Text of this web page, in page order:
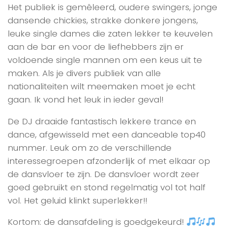
Het publiek is gemêleerd, oudere swingers, jonge
dansende chickies, strakke donkere jongens,
leuke single dames die zaten lekker te keuvelen
aan de bar en voor de liefhebbers zijn er
voldoende single mannen om een keus uit te
maken. Als je divers publiek van alle
nationaliteiten wilt meemaken moet je echt
gaan. Ik vond het leuk in ieder geval!
De DJ draaide fantastisch lekkere trance en
dance, afgewisseld met een danceable top40
nummer. Leuk om zo de verschillende
interessegroepen afzonderlijk of met elkaar op
de dansvloer te zijn. De dansvloer wordt zeer
goed gebruikt en stond regelmatig vol tot half
vol. Het geluid klinkt superlekker!!
Kortom: de dansafdeling is goedgekeurd!